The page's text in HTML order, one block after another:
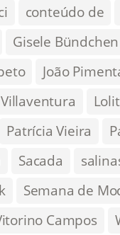
conteúdo de
Gisele Bündchen
João
Patrícia Vieira
Sacada
Semana de
Campos